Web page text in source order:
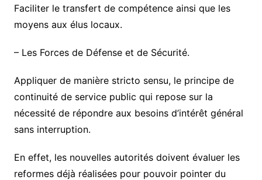
Faciliter le transfert de compétence ainsi que les
moyens aux élus locaux.
– Les Forces de Défense et de Sécurité.
Appliquer de manière stricto sensu, le principe de
continuité de service public qui repose sur la
nécessité de répondre aux besoins d’intérêt général
sans interruption.
En effet, les nouvelles autorités doivent évaluer les
reformes déjà réalisées pour pouvoir pointer du